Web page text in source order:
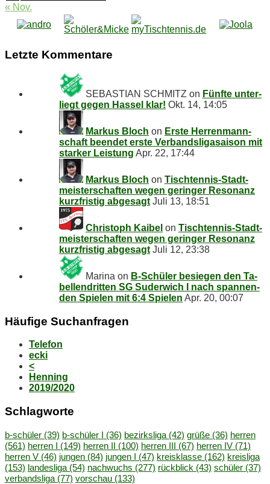
« Nov.
Letz­te Kommentare
SEBASTIAN SCHMITZ on Fünf­te un­ter­
liegt ge­gen Has­sel klar! Okt. 14, 14:05
Markus Bloch on Ers­te Her­ren­mann­
schaft be­en­det ers­te Ver­bands­li­ga­sai­son mit
star­ker Leistung Apr. 22, 17:44
Markus Bloch on Tisch­ten­nis-Stadt­
meis­ter­schaf­ten we­gen ge­rin­ger Re­so­nanz
kurz­fris­tig abgesagt Juli 13, 18:51
Christoph Kaibel on Tisch­ten­nis-Stadt­
meis­ter­schaf­ten we­gen ge­rin­ger Re­so­nanz
kurz­fris­tig abgesagt Juli 12, 23:38
Marina on B‑Schüler be­sie­gen den Ta­
bel­len­drit­ten SG Su­der­wich I nach span­nen­
den Spie­len mit 6:4 Spielen Apr. 20, 00:07
Häu­fi­ge Suchanfragen
Telefon
ecki
<
Henning
2019/2020
Schlag­wor­te
b-schüler (39) b-schüler I (36) bezirksliga (42) grüße (36) herren
(561) herren I (149) herren II (100) herren III (67) herren IV (71)
herren V (46) jungen (84) jungen I (47) kreisklasse (162) kreisliga
(153) landesliga (54) nachwuchs (277) rückblick (43) schüler (37)
verbandsliga (77) vorschau (133)